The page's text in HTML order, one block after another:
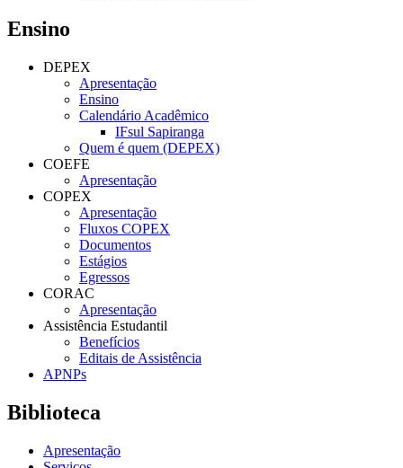
Ensino
DEPEX
Apresentação
Ensino
Calendário Acadêmico
IFsul Sapiranga
Quem é quem (DEPEX)
COEFE
Apresentação
COPEX
Apresentação
Fluxos COPEX
Documentos
Estágios
Egressos
CORAC
Apresentação
Assistência Estudantil
Benefícios
Editais de Assistência
APNPs
Biblioteca
Apresentação